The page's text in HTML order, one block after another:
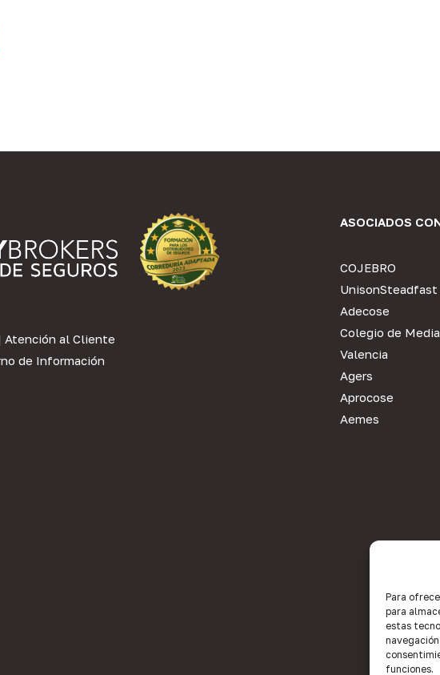
Para
para
estas
funciones.
Atención al Cliente
de Información
ASOCIADOS
COJEBRO
UnisonSteadfast
Adecose
Colegio de
Valencia
Agers
Aprocose
Aemes